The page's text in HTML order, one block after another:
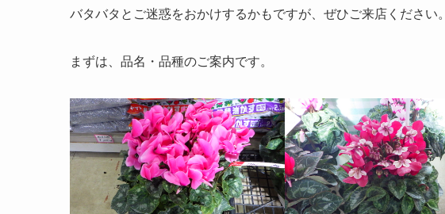
バタバタとご迷惑をおかけするかもですが、ぜひご来店ください。
まずは、品名・品種のご案内です。